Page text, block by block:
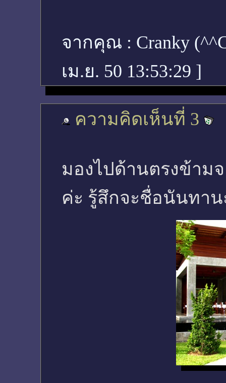
จากคุณ : Cranky
เม.ย. 50 13:53:29 ]
ความคิดเห็นที่ 3
มองไปด้านตรงข้าม
ค่ะ รู้สึกจะชื่อนันทาน